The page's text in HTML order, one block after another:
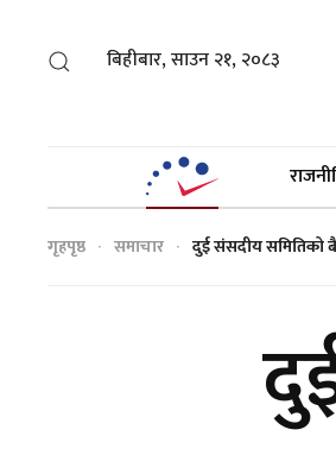
बिहीबार, साउन २१, २०८३
गृहपृष्ठ समाचार दुई संसदीय समितिको